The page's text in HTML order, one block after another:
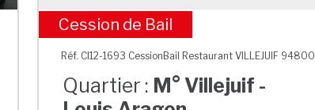
M° Villejuif - Louis Aragon
Cession de Bail
Réf. CI12-1693 CessionBail Restaurant VILLEJUIF 94800
Quartier : M° Villejuif -